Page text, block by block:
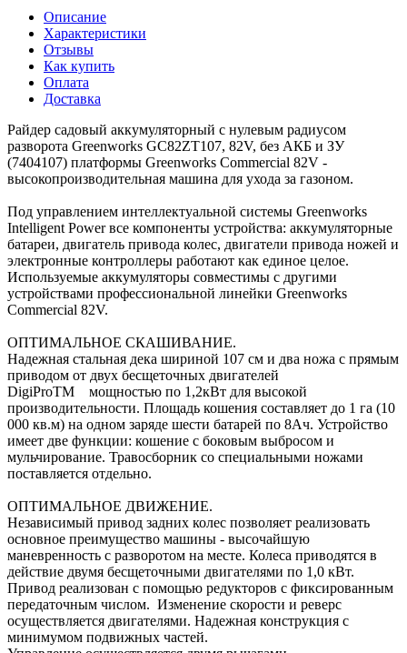
Описание
Характеристики
Отзывы
Как купить
Оплата
Доставка
Райдер садовый аккумуляторный с нулевым радиусом
разворота Greenworks GC82ZT107, 82V, без АКБ и ЗУ
(7404107) платформы Greenworks Commercial 82V -
высокопроизводительная машина для ухода за газоном.
Под управлением интеллектуальной системы Greenworks
Intelligent Power все компоненты устройства: аккумуляторные
батареи, двигатель привода колес, двигатели привода ножей и
электронные контроллеры работают как единое целое.
Используемые аккумуляторы совместимы с другими
устройствами профессиональной линейки Greenworks
Commercial 82V.
ОПТИМАЛЬНОЕ СКАШИВАНИЕ.
Надежная стальная дека шириной 107 см и два ножа с прямым
приводом от двух бесщеточных двигателей
DigiProTM мощностью по 1,2кВт для высокой
производительности. Площадь кошения составляет до 1 га (10
000 кв.м) на одном заряде шести батарей по 8Ач. Устройство
имеет две функции: кошение с боковым выбросом и
мульчирование. Травосборник со специальными ножами
поставляется отдельно.
ОПТИМАЛЬНОЕ ДВИЖЕНИЕ.
Независимый привод задних колес позволяет реализовать
основное преимущество машины - высочайшую
маневренность с разворотом на месте. Колеса приводятся в
действие двумя бесщеточными двигателями по 1,0 кВт.
Привод реализован с помощью редукторов с фиксированным
передаточным числом. Изменение скорости и реверс
осуществляется двигателями. Надежная конструкция с
минимумом подвижных частей.